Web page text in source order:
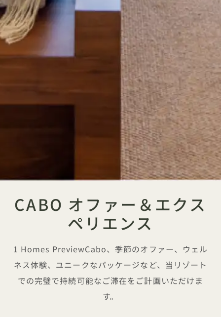
CABO オファー＆エクス
ペリエンス
1 Homes PreviewCabo、季節のオファー、ウェル
ネス体験、ユニークなパッケージなど、当リゾート
での完璧で持続可能なご滞在をご計画いただけま
す。